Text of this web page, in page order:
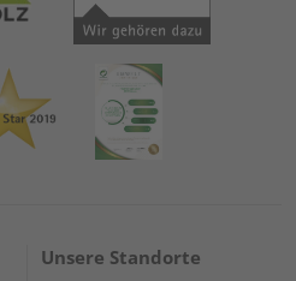
Unsere Standorte